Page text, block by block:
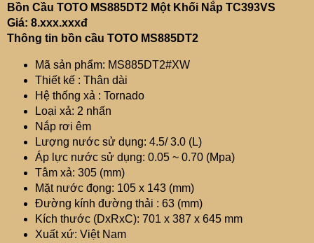
Bồn Cầu TOTO MS885DT2 Một Khối Nắp TC393VS
Giá: 8.xxx.xxxđ
Thông tin bồn cầu TOTO MS885DT2
Mã sản phẩm: MS885DT2#XW
Thiết kế : Thân dài
Hệ thống xả : Tornado
Loại xả: 2 nhấn
Nắp rơi êm
Lượng nước sử dụng: 4.5/ 3.0 (L)
Áp lực nước sử dụng: 0.05 ~ 0.70 (Mpa)
Tâm xả: 305 (mm)
Mặt nước đọng: 105 x 143 (mm)
Đường kính đường thải : 63 (mm)
Kích thước (DxRxC): 701 x 387 x 645 mm
Xuất xứ: Việt Nam